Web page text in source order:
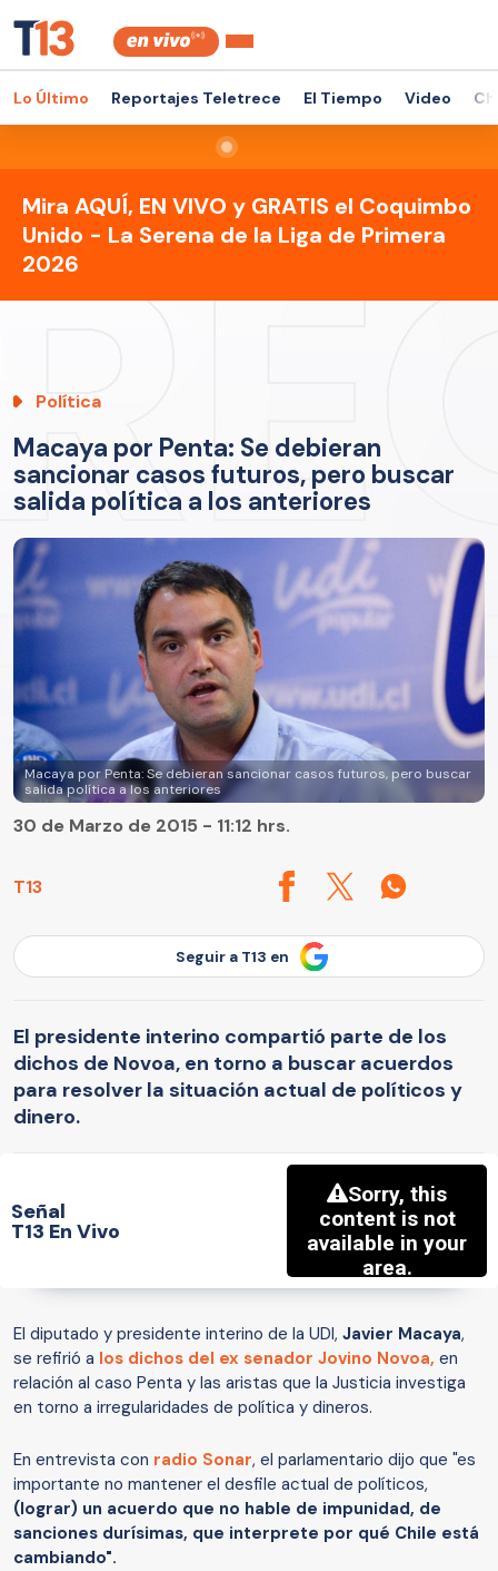
Lo Último Reportajes Teletrece El Tiempo Video
Mira AQUÍ, EN VIVO y GRATIS el Coquimbo
Unido - La Serena de la Liga de Primera
2026
Política
Macaya por Penta: Se debieran
sancionar casos futuros, pero buscar
salida política a los anteriores
Macaya por Penta: Se debieran sancionar casos futuros, pero buscar
salida política a los anteriores
T13
30 de Marzo de 2015 - 11:12 hrs.
Seguir a T13 en
El presidente interino compartió parte de los
dichos de Novoa, en torno a buscar acuerdos
para resolver la situación actual de políticos y
dinero.
Señal
T13 En Vivo
El diputado y presidente interino de la UDI, Javier Macaya,
se refirió a los dichos del ex senador Jovino Novoa, en
relación al caso Penta y las aristas que la Justicia investiga
en torno a irregularidades de política y dineros.
En entrevista con radio Sonar, el parlamentario dijo que "es
importante no mantener el desfile actual de políticos,
(lograr) un acuerdo que no hable de impunidad, de
sanciones durísimas, que interprete por qué Chile está
cambiando".